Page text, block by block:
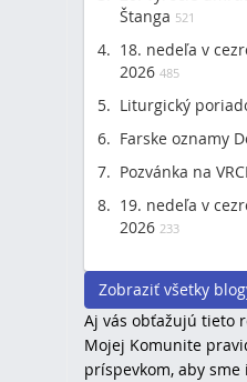
Štanga 521
18. nedeľa v
2026 485
Liturgický
Farske oznamy
Pozvánka na
19. nedeľa v
2026 233
Zobraziť všetky
Aj vás obťažujú tieto
Mojej Komunite
príspevkom, aby